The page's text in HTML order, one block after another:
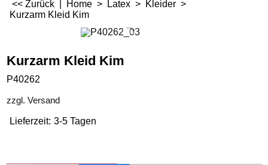
<< Zurück Home > Latex > Kleider >
Kurzarm Kleid Kim
Kurzarm Kleid Kim
P40262
zzgl. Versand
Lieferzeit: 3-5 Tagen